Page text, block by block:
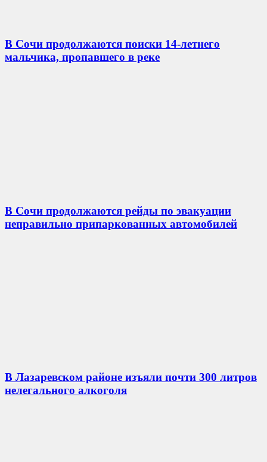
В Сочи продолжаются поиски 14-летнего
мальчика, пропавшего в реке
В Сочи продолжаются рейды по эвакуации
неправильно припаркованных автомобилей
В Лазаревском районе изъяли почти 300 литров
нелегального алкоголя